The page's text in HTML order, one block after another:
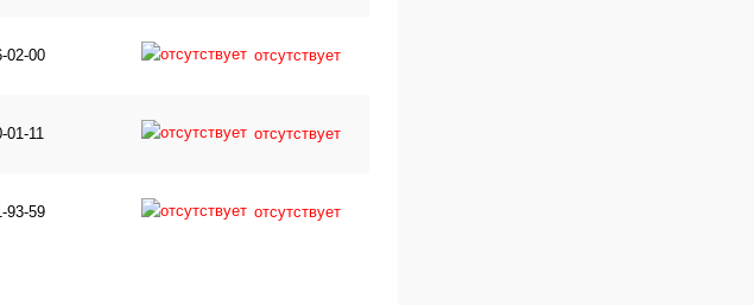
02-00 отсутствует
01-11 отсутствует
93-59 отсутствует